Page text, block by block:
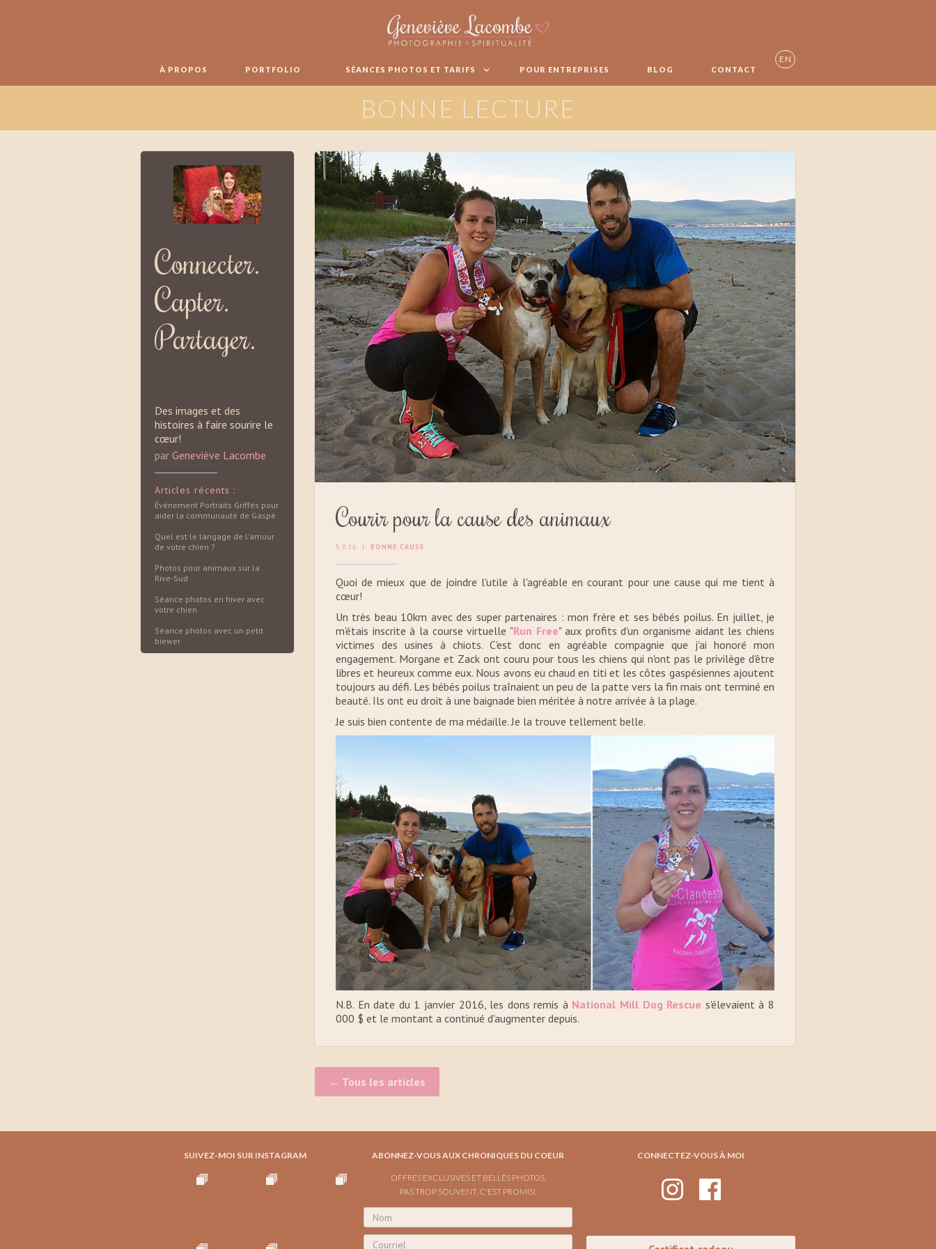
À PROPOS PORTFOLIO SÉANCES PHOTOS ET TARIFS POUR ENTREPRISES BLOG CONTACT
EN
BONNE LECTURE
Connecter.
Capter.
Partager.
Des images et des
histoires à faire sourire le
cœur!
par Geneviève Lacombe
Articles récents :
Événement Portraits Griffés pour
aider la communauté de Gaspé
Quel est le langage de l'amour
de votre chien ?
Photos pour animaux sur la
Rive-Sud
Séance photos en hiver avec
votre chien
Séance photos avec un petit
biewer
Courir pour la cause des animaux
5.8.16 | BONNE CAUSE
Quoi de mieux que de joindre l'utile à l'agréable en courant pour une cause qui me tient à
cœur!
Un très beau 10km avec des super partenaires : mon frère et ses bébés poilus. En juillet, je
m'étais inscrite à la course virtuelle "Run Free" aux profits d'un organisme aidant les chiens
victimes des usines à chiots. C'est donc en agréable compagnie que j'ai honoré mon
engagement. Morgane et Zack ont couru pour tous les chiens qui n'ont pas le privilège d'être
libres et heureux comme eux. Nous avons eu chaud en titi et les côtes gaspésiennes ajoutent
toujours au défi. Les bébés poilus traînaient un peu de la patte vers la fin mais ont terminé en
beauté. Ils ont eu droit à une baignade bien méritée à notre arrivée à la plage.
Je suis bien contente de ma médaille. Je la trouve tellement belle.
N.B. En date du 1 janvier 2016, les dons remis à National Mill Dog Rescue s'élevaient à 8
000 $ et le montant a continué d'augmenter depuis.
← Tous les articles
SUIVEZ-MOI SUR INSTAGRAM ABONNEZ-VOUS AUX CHRONIQUES DU COEUR
OFFRES EXCLUSIVES ET BELLES PHOTOS.
PAS TROP SOUVENT, C'EST PROMIS!
CONNECTEZ-VOUS À MOI